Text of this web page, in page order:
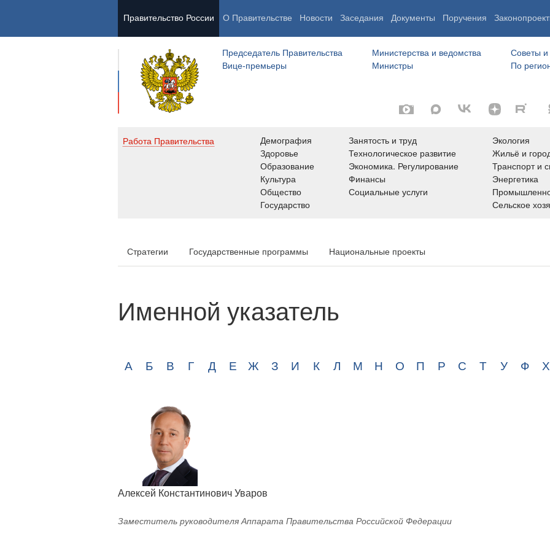
Правительство России О Правительстве Новости Заседания Документы Поручения
Председатель Правительства
Вице-премьеры
Министерства и ведомства
Министры
Советы и
По
Работа Правительства
Демография
Здоровье
Образование
Культура
Общество
Государство
Занятость и труд
Технологическое развитие
Экономика. Регулирование
Финансы
Социальные услуги
Экология
Жильё и
Транспорт и
Энергетика
Сельское
Стратегии Государственные программы Национальные проекты
Именной указатель
А Б В Г Д Е Ж З И К Л М Н О П Р С Т У Ф Х
Алексей Константинович Уваров
Заместитель руководителя Аппарата Правительства Российской Федерации